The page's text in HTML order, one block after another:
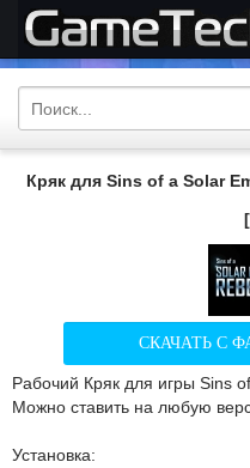
Кряк для Sins of a Solar
СКАЧАТЬ С
Рабочий Кряк для игры Sins
Можно ставить на любую
Установка: